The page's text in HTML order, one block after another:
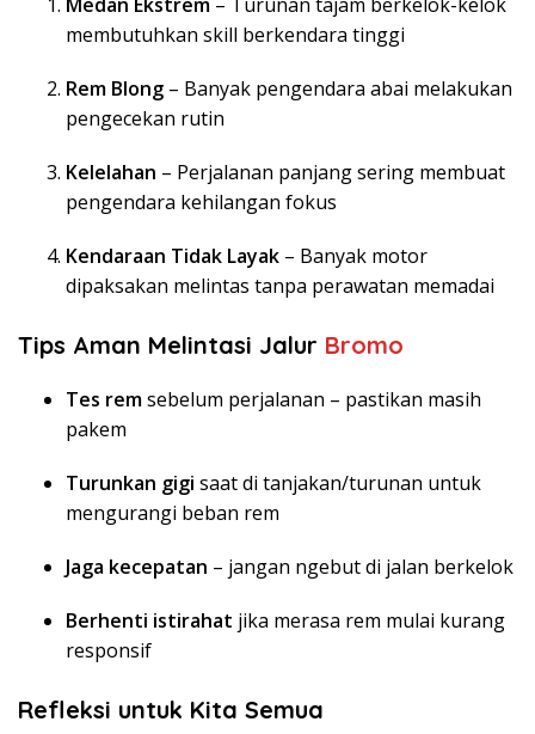
membutuhkan skill berkendara tinggi
Rem Blong – Banyak pengendara abai melakukan
pengecekan rutin
Kelelahan – Perjalanan panjang sering membuat
pengendara kehilangan fokus
Kendaraan Tidak Layak – Banyak motor
dipaksakan melintas tanpa perawatan memadai
Tips Aman Melintasi Jalur Bromo
Tes remsebelum perjalanan – pastikan masih
pakem
Turunkan gigi saat di tanjakan/turunan untuk
mengurangi beban rem
Jaga kecepatan – jangan ngebut di jalan berkelok
Berhenti istirahat jika merasa rem mulai kurang
responsif
Refleksi untuk Kita Semua